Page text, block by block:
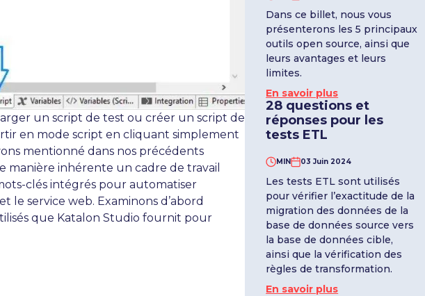
un script de test ou créer un script de
en mode script en cliquant simplement
mentionné dans nos précédents
inhérente un cadre de travail
clés intégrés pour automatiser
le service web. Examinons d’abord
que Katalon Studio fournit pour
Dans ce billet, nous vous
présenterons les 5 principaux
outils open source, ainsi que
leurs avantages et leurs
limites.
En savoir plus
28 questions et
réponses pour les
tests ETL
MIN 03 Juin 2024
Les tests ETL sont utilisés
pour vérifier l’exactitude de la
migration des données de la
base de données source vers
la base de données cible,
ainsi que la vérification des
règles de transformation.
En savoir plus